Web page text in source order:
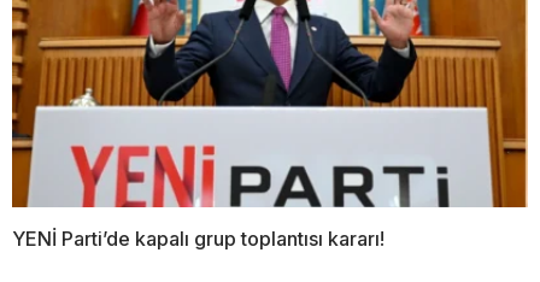
YENİ Parti’de kapalı grup toplantısı kararı!